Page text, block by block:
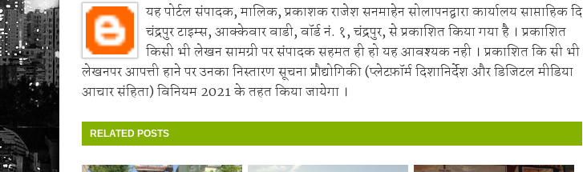
यह पोर्टल संपादक, मालिक, प्रकाशक राजेश सनमाहेन सोलापनद्वारा कार्यालय साप्ताहिक दि
चंद्रपुर टाइम्स, आक्केवार वाडी, वॉर्ड नं. १, चंद्रपुर, से प्रकाशित किया गया है । प्रकाशित
किसी भी लेखन सामग्री पर संपादक सहमत ही हो यह आवश्यक नही । प्रकाशित कि सी भी
लेखनपर आपत्ती हाने पर उनका निस्तारण सूचना प्रौद्योगिकी (प्लेटफ़ॉर्म दिशानिर्देश और डिजिटल मीडिया
आचार संहिता) विनियम 2021 के तहत किया जायेगा ।
RELATED POSTS